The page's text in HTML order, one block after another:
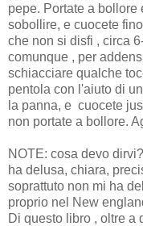
pepe. Portate a bollore
sobollire, e cuocete
che non si disfi , circa
comunque , per
schiacciare qualche
pentola con l'aiuto di
la panna, e cuocete
non portate a bollore.
NOTE: cosa devo
ha delusa, chiara,
soprattuto non mi ha
proprio nel New
Di questo libro , oltre a